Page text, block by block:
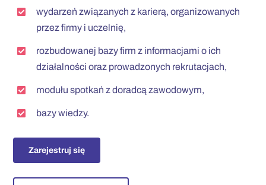
wydarzeń związanych z karierą, organizowanych
przez firmy i uczelnię,
rozbudowanej bazy firm z informacjami o ich
działalności oraz prowadzonych rekrutacjach,
modułu spotkań z doradcą zawodowym,
bazy wiedzy.
Zarejestruj się